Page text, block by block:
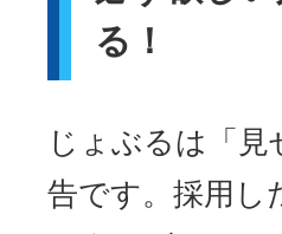
る！
じょぶるは「
告です。採用し